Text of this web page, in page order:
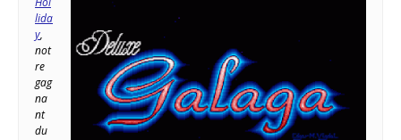
lida
y,
not
re
gag
na
nt
du